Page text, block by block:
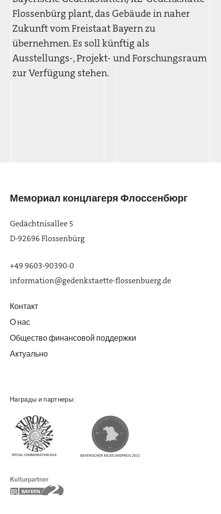
Flossenbürg plant, das Gebäude in naher
Zukunft vom Freistaat Bayern zu
übernehmen. Es soll künftig als
Ausstellungs-, Projekt- und Forschungsraum
zur Verfügung stehen.
Мемориал концлагеря Флоссенбюрг
Gedächtnisallee 5
D-92696 Flossenbürg
+49 9603-90390-0
information@gedenkstaette-flossenbuerg.de
Контакт
О нас
Общество финансовой поддержки
Актуально
Награды и партнеры: